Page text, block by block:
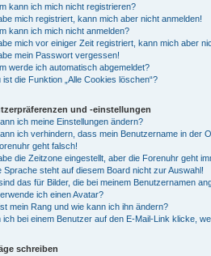
kann ich mich nicht registrieren?
mich registriert, kann mich aber nicht anmelden!
kann ich mich nicht anmelden?
mich vor einiger Zeit registriert, kann mich aber
mein Passwort vergessen!
werde ich automatisch abgemeldet?
ist die Funktion „Alle Cookies löschen“?
und -einstellungen
ich meine Einstellungen ändern?
ich verhindern, dass mein Benutzername in der
geht falsch!
die Zeitzone eingestellt, aber die Forenuhr geht
Sprache steht auf diesem Board nicht zur Auswahl!
das für Bilder, die bei meinem Benutzernamen
ich einen Avatar?
mein Rang und wie kann ich ihn ändern?
ich bei einem Benutzer auf den E-Mail-Link klicke,
schreiben